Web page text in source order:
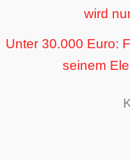
wird
Unter 30.000 Euro:
seinem